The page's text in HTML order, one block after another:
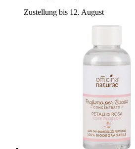
Zustellung bis 12. August